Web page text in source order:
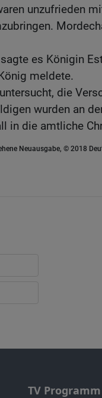
unzufrieden
es Königin
meldete.
die
wurden an
in die amtliche
Neuausgabe, © 2018
TV Programm